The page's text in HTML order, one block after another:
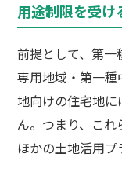
用途制限を受け
前提として、第
専用地域・第一
地向けの住宅地
ん。つまり、これ
ほかの土地活用プ